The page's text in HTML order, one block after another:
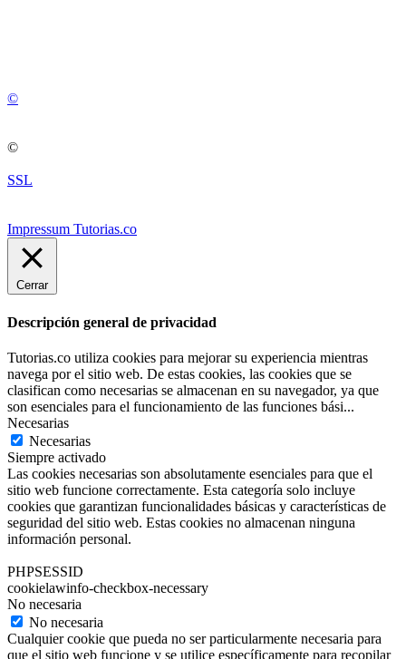
©
©
SSL
Impressum Tutorias.co
Cerrar
Descripción general de privacidad
Tutorias.co utiliza cookies para mejorar su experiencia mientras
navega por el sitio web. De estas cookies, las cookies que se
clasifican como necesarias se almacenan en su navegador, ya que
son esenciales para el funcionamiento de las funciones bási...
Necesarias
Necesarias
Siempre activado
Las cookies necesarias son absolutamente esenciales para que el
sitio web funcione correctamente. Esta categoría solo incluye
cookies que garantizan funcionalidades básicas y características de
seguridad del sitio web. Estas cookies no almacenan ninguna
información personal.
PHPSESSID
cookielawinfo-checkbox-necessary
No necesaria
No necesaria
Cualquier cookie que pueda no ser particularmente necesaria para
que el sitio web funcione y se utilice específicamente para recopilar